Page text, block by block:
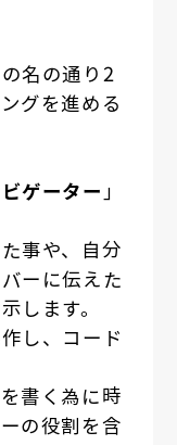
名の通り2
グを進める
ゲーター 」
事や、自分
ーに伝えた
します。
し、コード
書く為に時
の役割を含